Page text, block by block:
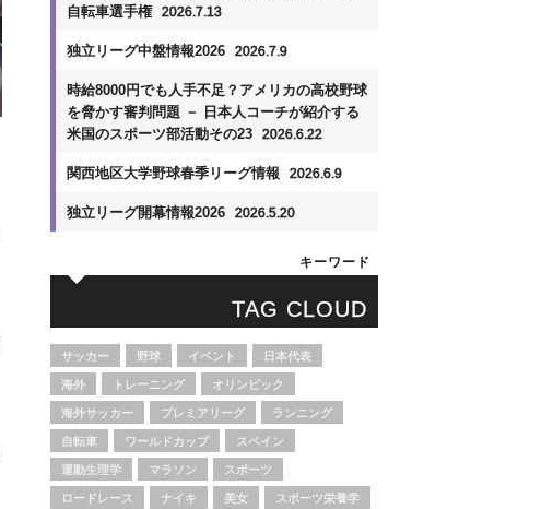
自転車選手権 2026.7.13
独立リーグ中盤情報2026 2026.7.9
時給8000円でも人手不足？アメリカの高校野球
を脅かす審判問題 － 日本人コーチが紹介する
米国のスポーツ部活動その23
2026.6.22
関西地区大学野球春季リーグ情報 2026.6.9
独立リーグ開幕情報2026 2026.5.20
TAG CLOUD
キーワード
サッカー 野球 イベント 日本代表
海外 トレーニング オリンピック
海外サッカー プレミアリーグ ランニング
自転車 ワールドカップ スペイン
運動生理学 マラソン スポーツ
ロードレース ナイキ 美女 スポーツ栄養学